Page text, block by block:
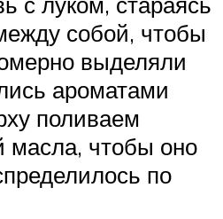
собой, чтобы
выделяли
ароматами
поливаем
масла, чтобы оно
по